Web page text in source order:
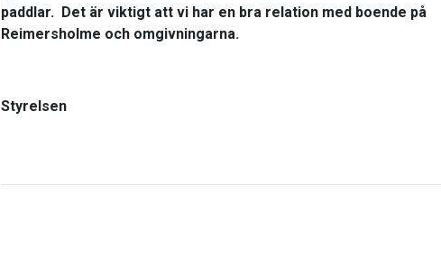
paddlar. Det är viktigt att vi har en bra relation med boende på
Reimersholme och omgivningarna.
Styrelsen